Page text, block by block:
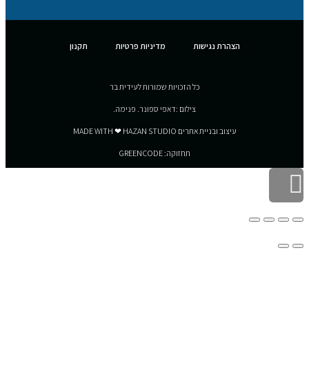
הצהרת נגישות מדיניות פרטיות תקנון
כל הזכויות שמורות לעידית בר
צילום :דאפי ספונר. פנימה.
עיצוב ובניית אתרים MADE WITH ❤ HAZAN STUDIO
תחזוקה: GREENCODE
גלילה לראש העמוד